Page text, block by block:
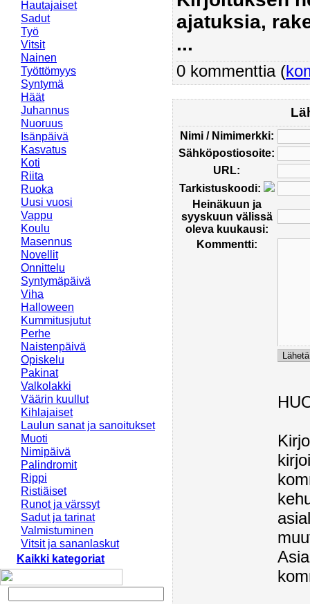
Hautajaiset
Sadut
Työ
Vitsit
Nainen
Työttömyys
Syntymä
Häät
Juhannus
Nuoruus
Isänpäivä
Kasvatus
Koti
Riita
Ruoka
Uusi vuosi
Vappu
Koulu
Masennus
Novellit
Onnittelu
Syntymäpäivä
Viha
Halloween
Kummitusjutut
Perhe
Naistenpäivä
Opiskelu
Pakinat
Valkolakki
Väärin kuullut
Kihlajaiset
Laulun sanat ja sanoitukset
Muoti
Nimipäivä
Palindromit
Rippi
Ristiäiset
Runot ja värssyt
Sadut ja tarinat
Valmistuminen
Vitsit ja sananlaskut
Kaikki kategoriat
ajatuksia,
...
0 kommenttia (
Nimi / Nimimerkki:
Sähköpostiosoite:
URL:
Tarkistuskoodi:
Heinäkuun ja
syyskuun välissä
oleva kuukausi:
Kommentti: